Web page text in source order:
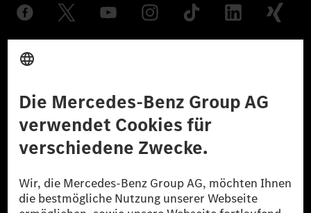
© 2026 Mercedes-Benz Group AG. Alle Rechte vorbehalten.
reduzierte CO₂-Emissionen bei der Mercedes-Benz Group durch
zertifizierte Ausgleichsprojekte kompensiert werden.